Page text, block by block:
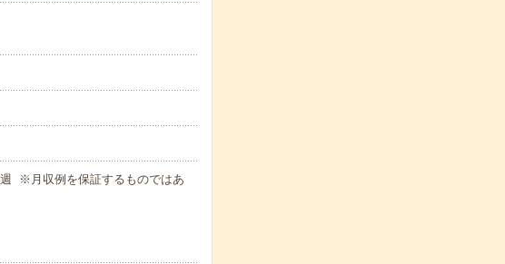
※月収例を保証するものではあ